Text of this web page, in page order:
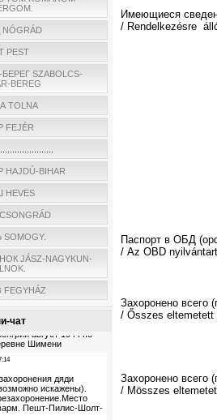
PEST
SZABOLCS-
BEREG
TOLNA
FEJÉR
BIHAR
JÁSZ-NAGYKUN-
чат
Имеющиеся
/ Rendelkezésre
Паспорт в ОБД
/ Az OBD
Захоронено всего
/ Ősszes eltemetett
Захоронено всего
/ Мösszes